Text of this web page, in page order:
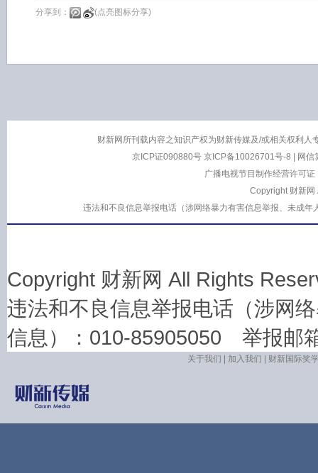
分享到： (点亮图标分享)
财新网所刊载内容之知识产权为财新传媒及/或相关权利
京ICP证090880号 京ICP备10026701号-8
网
广播电视节目制作经营许可
Copyright 财新
违法和不良信息举报电话（涉网络暴力有害信息举报、未成
Copyright 财新网 All Rights
违法和不良信息举报电话（涉网
信息）：010-85905050 举报邮
关于我们 加入我们 财新国际奖